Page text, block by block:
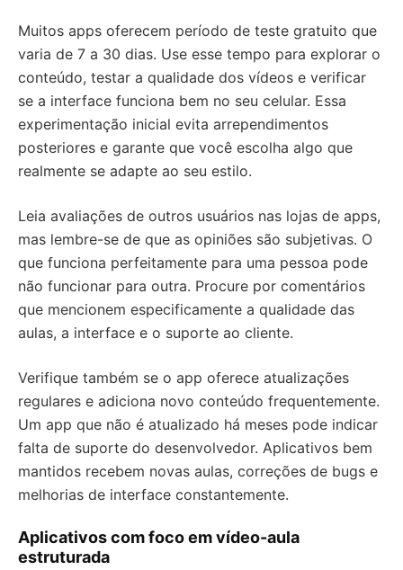
Muitos apps oferecem período de teste gratuito que
varia de 7 a 30 dias. Use esse tempo para explorar o
conteúdo, testar a qualidade dos vídeos e verificar
se a interface funciona bem no seu celular. Essa
experimentação inicial evita arrependimentos
posteriores e garante que você escolha algo que
realmente se adapte ao seu estilo.
Leia avaliações de outros usuários nas lojas de apps,
mas lembre-se de que as opiniões são subjetivas. O
que funciona perfeitamente para uma pessoa pode
não funcionar para outra. Procure por comentários
que mencionem especificamente a qualidade das
aulas, a interface e o suporte ao cliente.
Verifique também se o app oferece atualizações
regulares e adiciona novo conteúdo frequentemente.
Um app que não é atualizado há meses pode indicar
falta de suporte do desenvolvedor. Aplicativos bem
mantidos recebem novas aulas, correções de bugs e
melhorias de interface constantemente.
Aplicativos com foco em vídeo-aula
estruturada